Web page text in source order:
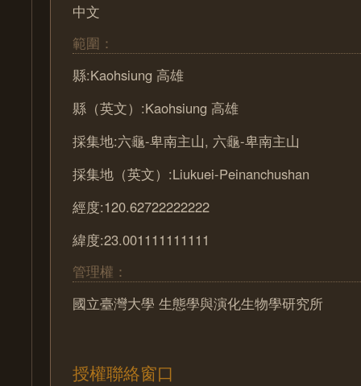
中文
範圍：
縣:Kaohsiung 高雄
縣（英文）:Kaohsiung 高雄
採集地:六龜-卑南主山, 六龜-卑南主山
採集地（英文）:Liukuei-Peinanchushan
經度:120.62722222222
緯度:23.001111111111
管理權：
國立臺灣大學 生態學與演化生物學研究所
授權聯絡窗口